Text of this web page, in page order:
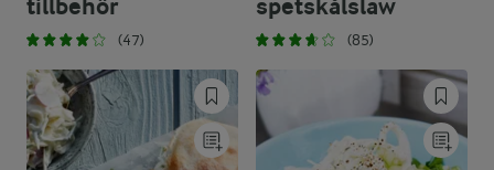
tillbehör
(47)
spetskålslaw
(85)